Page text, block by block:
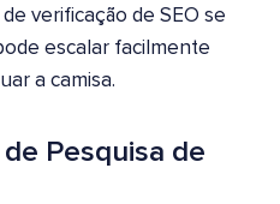
verificação de SEO se
escalar facilmente
a camisa.
Pesquisa de